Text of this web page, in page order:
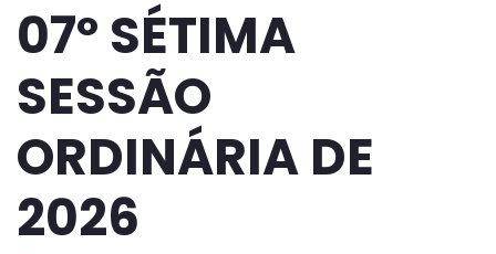
07º SÉTIMA
SESSÃO
ORDINÁRIA DE
2026